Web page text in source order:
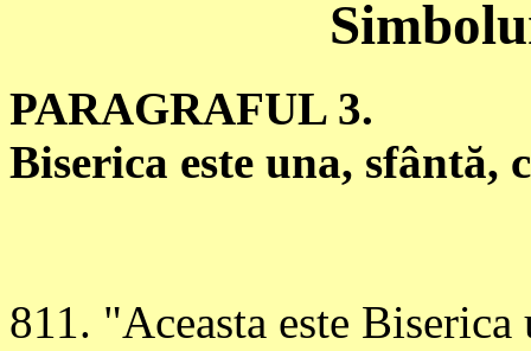
PARAGRAFUL 3.
Biserica este una, sfântă,
811. "Aceasta este